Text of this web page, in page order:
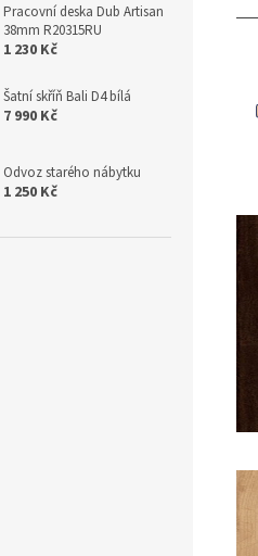
Pracovní deska Dub Artisan
38mm R20315RU
1 230 Kč
Šatní skříň Bali D4 bílá
7 990 Kč
Odvoz starého nábytku
1 250 Kč